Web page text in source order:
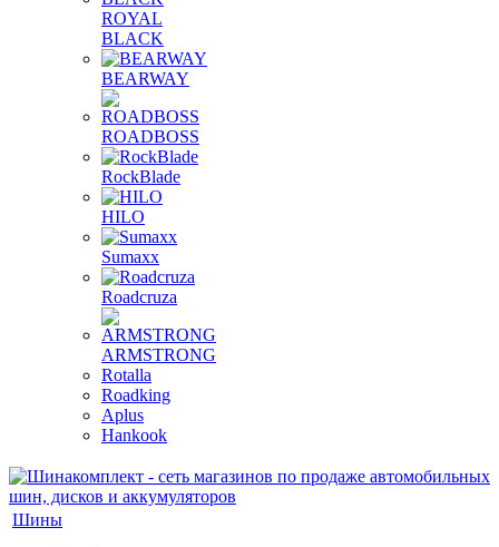
ROYAL
BLACK
BEARWAY
ROADBOSS
RockBlade
HILO
Sumaxx
Roadcruza
ARMSTRONG
Rotalla
Roadking
Aplus
Hankook
Шины